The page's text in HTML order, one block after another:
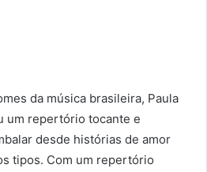
da música brasileira, Paula
um repertório tocante e
desde histórias de amor
tipos. Com um repertório